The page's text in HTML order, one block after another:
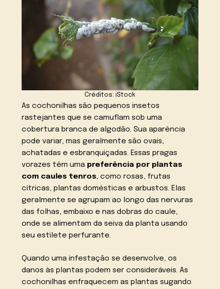
Créditos: iStock
As cochonilhas são pequenos insetos
rastejantes que se camuflam sob uma
cobertura branca de algodão. Sua aparência
pode variar, mas geralmente são ovais,
achatadas e esbranquiçadas. Essas pragas
vorazes têm uma preferência por plantas
com caules tenros, como rosas, frutas
cítricas, plantas domésticas e arbustos. Elas
geralmente se agrupam ao longo das nervuras
das folhas, embaixo e nas dobras do caule,
onde se alimentam da seiva da planta usando
seu estilete perfurante.
Quando uma infestação se desenvolve, os
danos às plantas podem ser consideráveis. As
cochonilhas enfraquecem as plantas sugando